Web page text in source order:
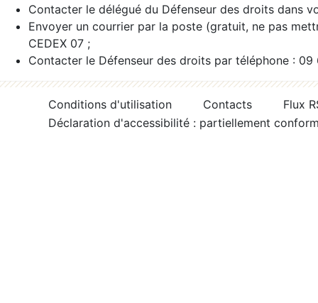
Contacter le délégué du Défenseur des droits dans
Envoyer un courrier par la poste (gratuit, ne pas
CEDEX 07 ;
Contacter le Défenseur des droits par téléphone :
Conditions d'utilisation Contacts
Flux
Déclaration d'accessibilité : partiellement